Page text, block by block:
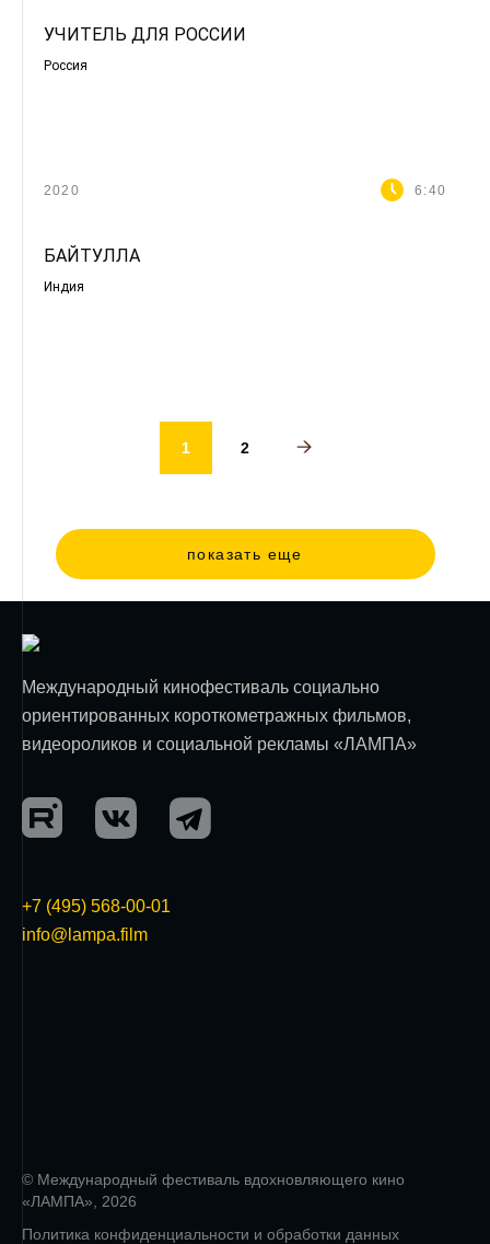
УЧИТЕЛЬ ДЛЯ РОССИИ
Россия
2020 6:40
БАЙТУЛЛА
Индия
1 2
показать еще
Международный кинофестиваль социально
ориентированных короткометражных фильмов,
видеороликов и социальной рекламы «ЛАМПА»
+7 (495) 568-00-01
info@lampa.film
© Международный фестиваль вдохновляющего кино
«ЛАМПА», 2026
Политика конфиденциальности и обработки данных